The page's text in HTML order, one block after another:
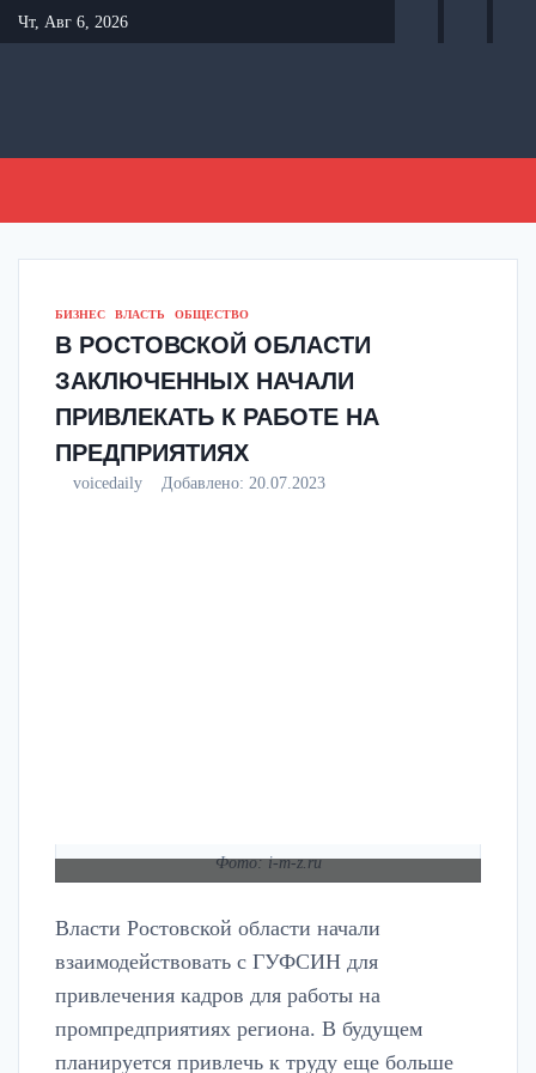
Перейти
к
Чт, Авг 6, 2026
БИЗНЕС ВЛАСТЬ ОБЩЕСТВО
В РОСТОВСКОЙ ОБЛАСТИ
ЗАКЛЮЧЕННЫХ НАЧАЛИ
ПРИВЛЕКАТЬ К РАБОТЕ НА
ПРЕДПРИЯТИЯХ
voicedaily Добавлено: 20.07.2023
Фото: i-m-z.ru
Власти Ростовской области начали
взаимодействовать с ГУФСИН для
привлечения кадров для работы на
промпредприятиях региона. В будущем
планируется привлечь к труду еще больше